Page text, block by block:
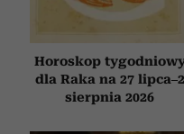
Horoskop
dla Raka na 27 lipca–2
sierpnia 2026